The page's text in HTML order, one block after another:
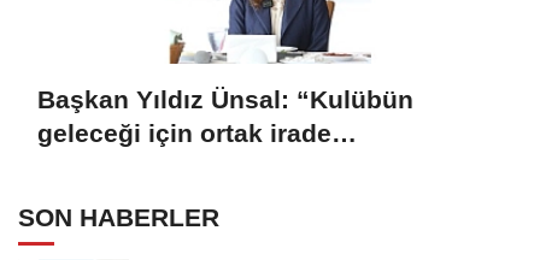
Başkan Yıldız Ünsal: “Kulübün
geleceği için ortak irade
SON HABERLER